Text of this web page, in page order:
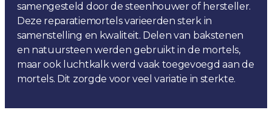
samengesteld door de steenhouwer of hersteller.
Deze reparatiemortels varieerden sterk in
samenstelling en kwaliteit. Delen van bakstenen
en natuursteen werden gebruikt in de mortels,
maar ook luchtkalk werd vaak toegevoegd aan de
mortels. Dit zorgde voor veel variatie in sterkte.